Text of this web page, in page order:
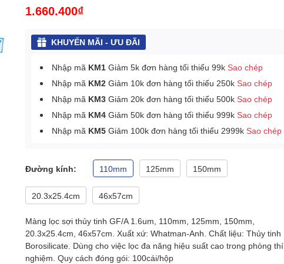
1.660.400₫
KHUYẾN MÃI - ƯU ĐÃI
Nhập mã KM1 Giảm 5k đơn hàng tối thiểu 99kSao chép
Nhập mã KM2 Giảm 10k đơn hàng tối thiểu 250kSao chép
Nhập mã KM3 Giảm 20k đơn hàng tối thiểu 500kSao chép
Nhập mã KM4 Giảm 50k đơn hàng tối thiểu 999kSao chép
Nhập mã KM5 Giảm 100k đơn hàng tối thiểu 2999kSao chép
Đường kính: 110mm 125mm 150mm
20.3x25.4cm 46x57cm
Màng lọc sợi thủy tinh GF/A 1.6um, 110mm, 125mm, 150mm,
20.3x25.4cm, 46x57cm. Xuất xứ: Whatman-Anh. Chất liệu: Thủy tinh
Borosilicate. Dùng cho việc lọc đa năng hiệu suất cao trong phòng thí
nghiệm. Quy cách đóng gói: 100cái/hộp